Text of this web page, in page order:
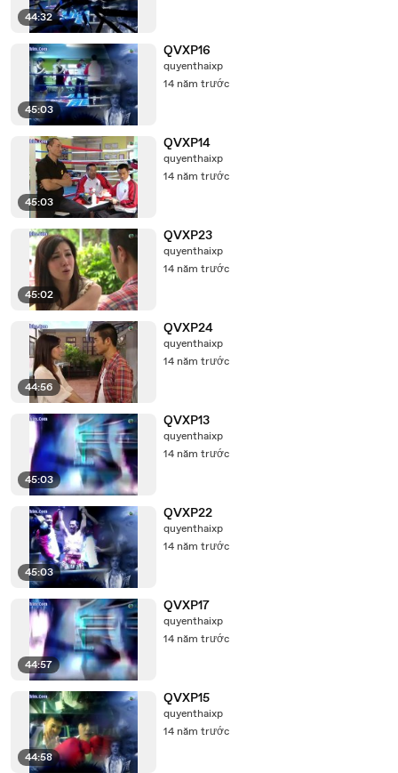
44:32
45:03
QVXP16
quyenthaixp
14 năm trước
45:03
QVXP14
quyenthaixp
14 năm trước
45:02
QVXP23
quyenthaixp
14 năm trước
44:56
QVXP24
quyenthaixp
14 năm trước
45:03
QVXP13
quyenthaixp
14 năm trước
45:03
QVXP22
quyenthaixp
14 năm trước
44:57
QVXP17
quyenthaixp
14 năm trước
44:58
QVXP15
quyenthaixp
14 năm trước